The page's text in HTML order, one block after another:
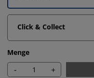
Click & Collect
Menge
- +